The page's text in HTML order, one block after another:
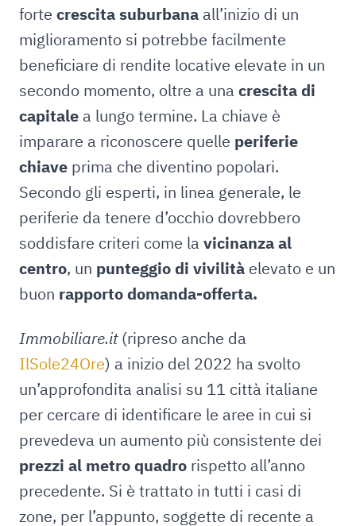
forte crescita suburbana all’inizio di un
miglioramento si potrebbe facilmente
beneficiare di rendite locative elevate in un
secondo momento, oltre a una crescita di
capitale a lungo termine. La chiave è
imparare a riconoscere quelle periferie
chiave prima che diventino popolari.
Secondo gli esperti, in linea generale, le
periferie da tenere d’occhio dovrebbero
soddisfare criteri come la vicinanza al
centro, un punteggio di vivilità elevato e un
buon rapporto domanda-offerta.
Immobiliare.it(ripreso anche da
IlSole24Ore) a inizio del 2022 ha svolto
un’approfondita analisi su 11 città italiane
per cercare di identificare le aree in cui si
prevedeva un aumento più consistente dei
prezzi al metro quadro rispetto all’anno
precedente. Si è trattato in tutti i casi di
zone, per l’appunto, soggette di recente a